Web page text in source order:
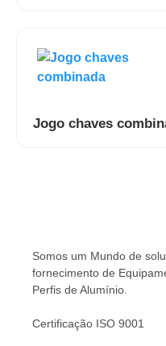
Jogo chaves
Somos um Mundo de
fornecimento de
Perfis de Alumínio.
Certificação ISO 9001